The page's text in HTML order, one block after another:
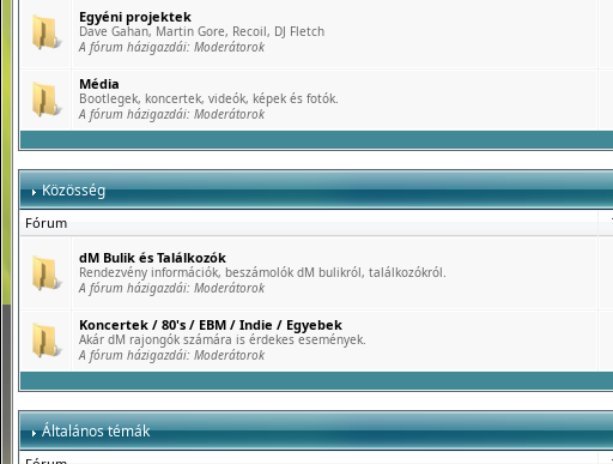
Egyéni projektek
Dave Gahan, Martin Gore, Recoil, DJ Fletch
A fórum házigazdái: Moderátorok
Média
Bootlegek, koncertek, videók, képek és fotók.
A fórum házigazdái: Moderátorok
Közösség
Fórum
dM Bulik és Találkozók
Rendezvény információk, beszámolók dM bulikról, találkozókról.
A fórum házigazdái: Moderátorok
Koncertek / 80's / EBM / Indie / Egyebek
Akár dM rajongók számára is érdekes események.
A fórum házigazdái: Moderátorok
Általános témák